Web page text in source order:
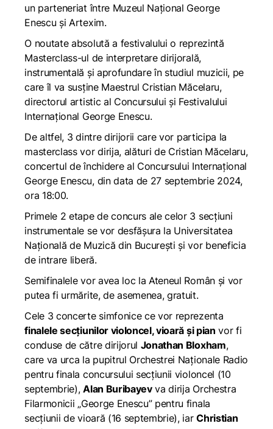
un parteneriat între Muzeul Național George
Enescu și Artexim.
O noutate absolută a festivalului o reprezintă
Masterclass-ul de interpretare dirijorală,
instrumentală și aprofundare în studiul muzicii, pe
care îl va susține Maestrul Cristian Măcelaru,
directorul artistic al Concursului și Festivalului
Internațional George Enescu.
De altfel, 3 dintre dirijorii care vor participa la
masterclass vor dirija, alături de Cristian Măcelaru,
concertul de închidere al Concursului Internațional
George Enescu, din data de 27 septembrie 2024,
ora 18:00.
Primele 2 etape de concurs ale celor 3 secțiuni
instrumentale se vor desfășura la Universitatea
Națională de Muzică din București și vor beneficia
de intrare liberă.
Semifinalele vor avea loc la Ateneul Român și vor
putea fi urmărite, de asemenea, gratuit.
Cele 3 concerte simfonice ce vor reprezenta
finalele secțiunilor violoncel, vioară și pian vor fi
conduse de către dirijorul Jonathan Bloxham,
care va urca la pupitrul Orchestrei Naționale Radio
pentru finala concursului secțiunii violoncel (10
septembrie),Alan Buribayevva dirija Orchestra
Filarmonicii „George Enescu” pentru finala
secțiunii de vioară (16 septembrie), iarChristian